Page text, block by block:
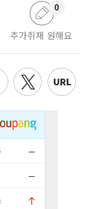
추가취재 원해요
0